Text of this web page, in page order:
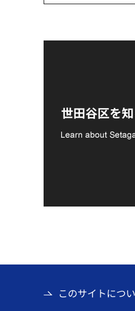
世田谷区を
支援金の募集
て
このサイトにつ